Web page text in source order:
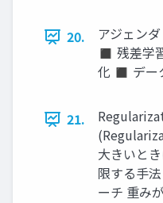
20.
アジェン
◼ 残差学
化 ◼ デー
21.
大きいと
限する手
ーチ 重み